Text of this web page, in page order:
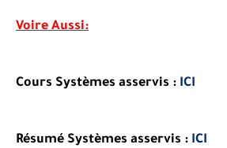
Voire Aussi:
Cours Systèmes asservis : ICI
Résumé Systèmes asservis : ICI